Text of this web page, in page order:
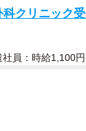
クリニック
社員：時給1,100